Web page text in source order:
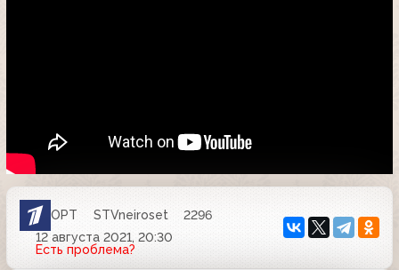
ОРТ STVneiroset
2296
12 августа 2021, 20:30
Есть проблема?